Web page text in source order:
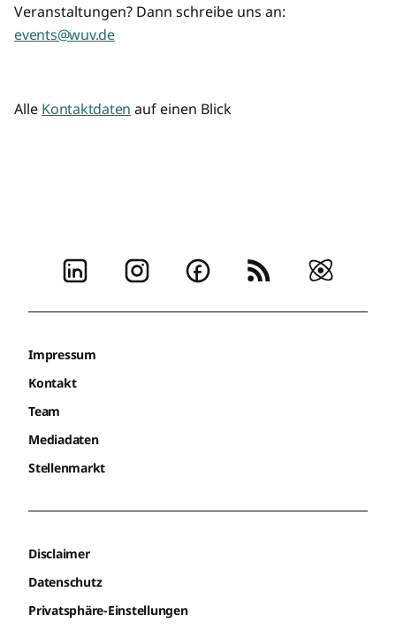
Veranstaltungen? Dann schreibe uns an:
events@wuv.de
Alle Kontaktdaten auf einen Blick
Impressum
Kontakt
Team
Mediadaten
Stellenmarkt
Disclaimer
Datenschutz
Privatsphäre-Einstellungen